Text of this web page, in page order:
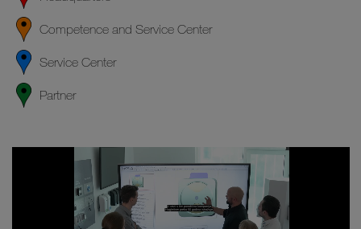
Competence and Service Center
Service Center
Partner